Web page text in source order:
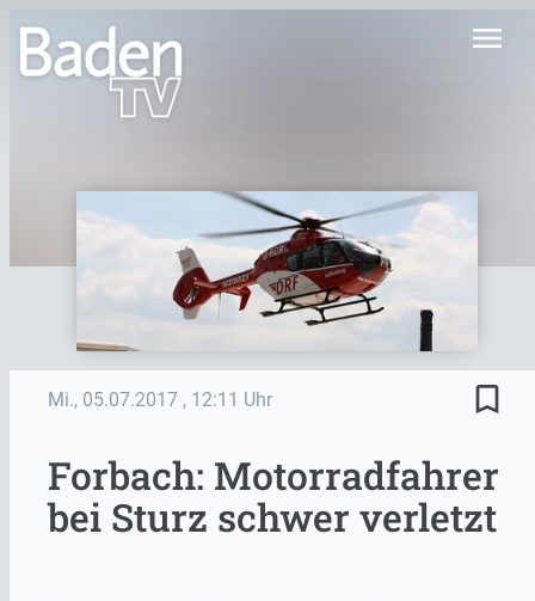
menu
Mi., 05.07.2017 , 12:11 Uhr bookmark_border
Forbach: Motorradfahrer
bei Sturz schwer verletzt